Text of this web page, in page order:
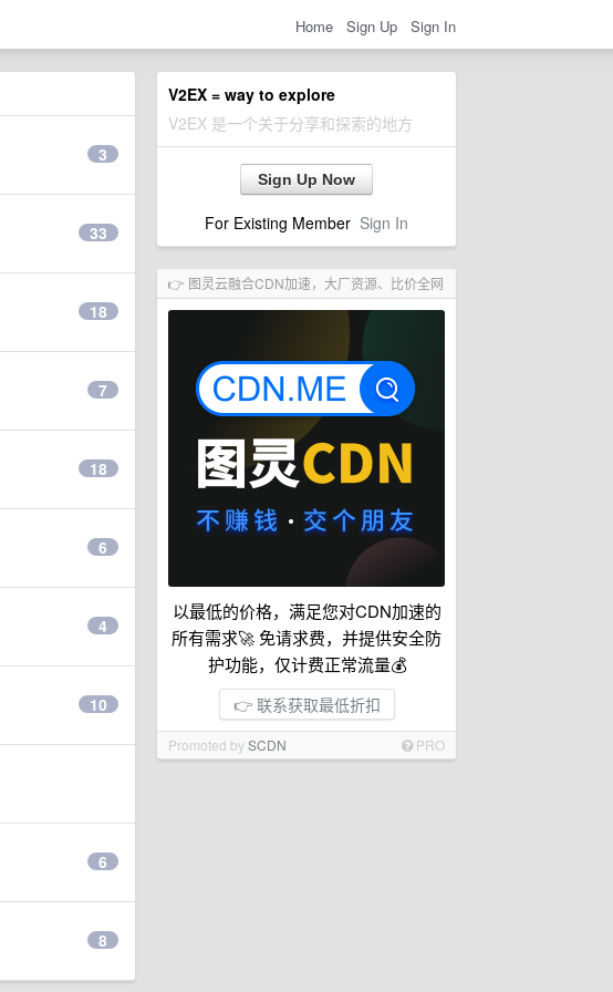
Home Sign Up Sign In
V2EX = way to explore
V2EX 是一个关于分享和探索的地方
Sign Up Now
For Existing Member Sign In
👉 图灵云融合CDN加速，大厂资源、比价全网
以最低的价格，满足您对CDN加速的
所有需求🚀 免请求费，并提供安全防
护功能，仅计费正常流量💰
👉 联系获取最低折扣
Promoted bySCDN PRO
3
33
18
7
18
6
4
10
6
8